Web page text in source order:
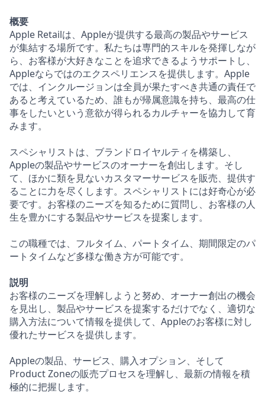
概要
Apple Retailは、Appleが提供する最高の製品やサービス
が集結する場所です。私たちは専門的スキルを発揮しなが
ら、お客様が大好きなことを追求できるようサポートし、
Appleならではのエクスペリエンスを提供します。Apple
では、インクルージョンは全員が果たすべき共通の責任で
あると考えているため、誰もが帰属意識を持ち、最高の仕
事をしたいという意欲が得られるカルチャーを協力して育
みます。
スペシャリストは、ブランドロイヤルティを構築し、
Appleの製品やサービスのオーナーを創出します。そし
て、ほかに類を見ないカスタマーサービスを販売、提供す
ることに力を尽くします。スペシャリストには好奇心が必
要です。お客様のニーズを知るために質問し、お客様の人
生を豊かにする製品やサービスを提案します。
この職種では、フルタイム、パートタイム、期間限定のパ
ートタイムなど多様な働き方が可能です。
説明
お客様のニーズを理解しようと努め、オーナー創出の機会
を見出し、製品やサービスを提案するだけでなく、適切な
購入方法について情報を提供して、Appleのお客様に対し
優れたサービスを提供します。
Appleの製品、サービス、購入オプション、そして
Product Zoneの販売プロセスを理解し、最新の情報を積
極的に把握します。